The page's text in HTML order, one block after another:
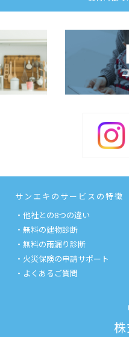
サンエキのサービスの特徴
・他社との8つの違い
・無料の建物診断
・無料の雨漏り診断
・火災保険の申請サポート
・よくあるご質問